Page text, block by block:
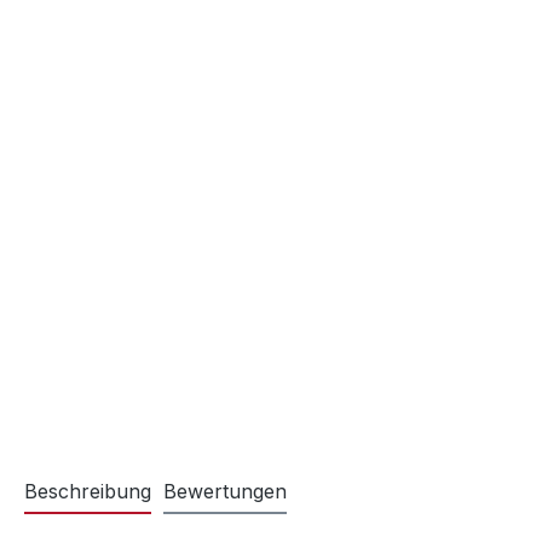
Beschreibung Bewertungen